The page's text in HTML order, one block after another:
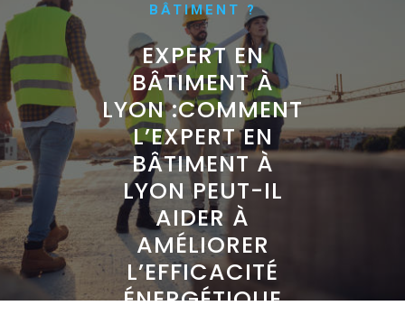
BÂTIMENT ?
EXPERT EN
BÂTIMENT À
LYON :COMMENT
L’EXPERT EN
BÂTIMENT À
LYON PEUT-IL
AIDER À
AMÉLIORER
L’EFFICACITÉ
ÉNERGÉTIQUE